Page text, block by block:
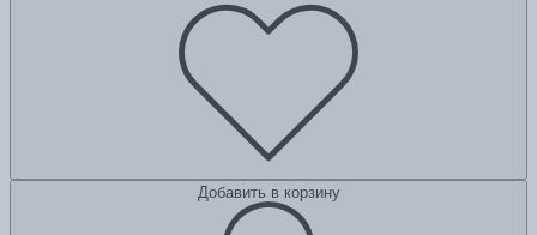
Добавить в корзину